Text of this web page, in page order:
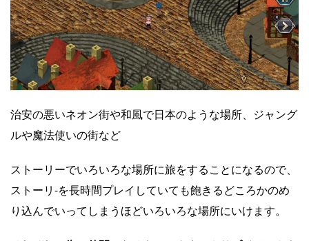
治安の悪いネオン街や和風で日本のような場所、ジャング
ルや魔法使いの街など
ストーリーでいろいろな場所に旅をすることになるので、
ストーリ-を長時間プレイしていても飽きるどころかのめ
り込んでいってしまうほどいろいろな場所にいけます。